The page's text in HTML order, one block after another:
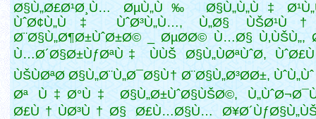
Ø§Ù„Ø£Ø¹Ø¸Ù… ØµÙ„Ù‰ Ø§Ù„Ù„Ù‡
ÙˆØ¢Ù„Ù‡ ÙˆØ³Ù„Ù…, Ù„Ø§
Ø¨Ø§Ù„Ø¶Ø±ÙˆØ±Ø© _ ØµØ­Ø© Ù…Ø§ Ù‚ÙŠÙ„,
Ù…Ø´Ø§Ø±ÙƒØªÙ‡ ÙÙŠ Ø§Ù„ÙØªÙˆØ­,
ÙŠÙØªØ­ Ø§Ù„Ø¨Ù„Ø¯Ø§Ù†Ø¨Ø§Ù„Ø³Ø­Ø±,
Øª Ù‡Ø°Ù‡ Ø§Ù„Ø±ÙˆØ§ÙŠØ©,
Ø£Ù†ÙØ³Ù†Ø§ Ø£Ù…Ø§Ù…